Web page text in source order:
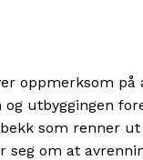
oppmerksom på
utbyggingen
som renner ut
seg om at